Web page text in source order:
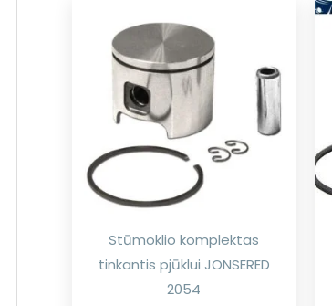
Stūmoklio komplektas
tinkantis pjūklui JONSERED
2054